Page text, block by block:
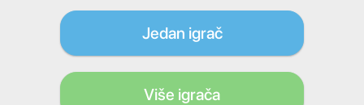
Jedan igrač
Više igrača